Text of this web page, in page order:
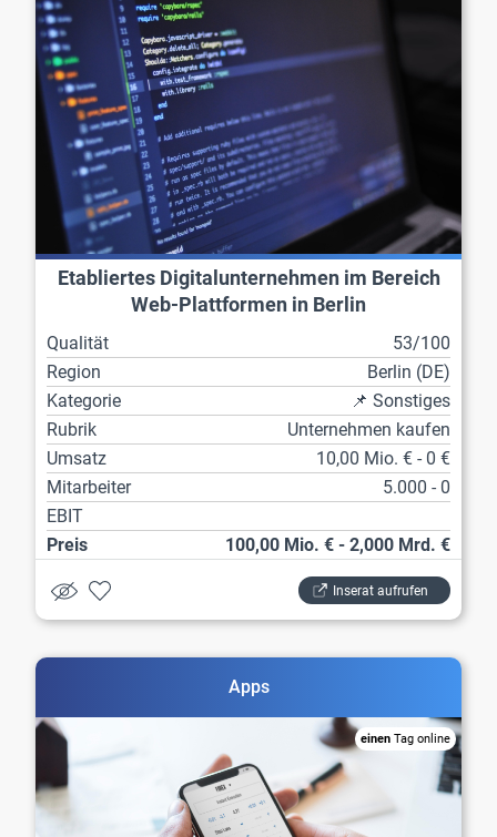
Etabliertes Digitalunternehmen im Bereich
Web-Plattformen in Berlin
Qualität
53/100
Region
Berlin (DE)
Kategorie
📌 Sonstiges
Rubrik
Unternehmen kaufen
Umsatz
10,00 Mio. € - 0 €
Mitarbeiter
5.000 - 0
EBIT
Preis
100,00 Mio. € - 2,000 Mrd. €
Inserat aufrufen
Apps
einen Tag online